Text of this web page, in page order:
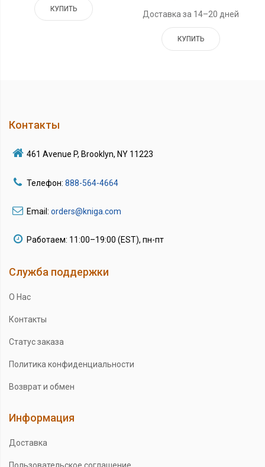
КУПИТЬ
Доставка за 14–20 дней
КУПИТЬ
Контакты
461 Avenue P, Brooklyn, NY 11223
Телефон: 888-564-4664
Email: orders@kniga.com
Работаем: 11:00–19:00 (EST), пн-пт
Служба поддержки
О Нас
Контакты
Статус заказа
Политика конфиденциальности
Возврат и обмен
Информация
Доставка
Пользовательское соглашение